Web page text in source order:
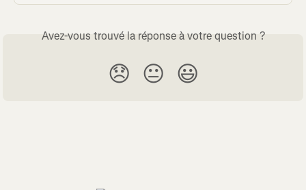
Avez-vous trouvé la réponse à votre question ?
😞 😐 😃